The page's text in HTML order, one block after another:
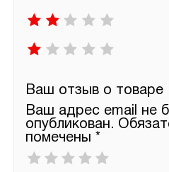
Ваш отзыв о товаре
Ваш адрес email не
опубликован.
помечены *
Ваша
оценка